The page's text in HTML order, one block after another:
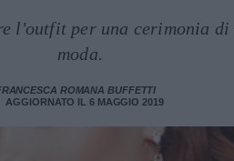
l'outfit per una cerimonia
moda.
ROMANA BUFFETTI
AGGIORNATO IL 6 MAGGIO 2019